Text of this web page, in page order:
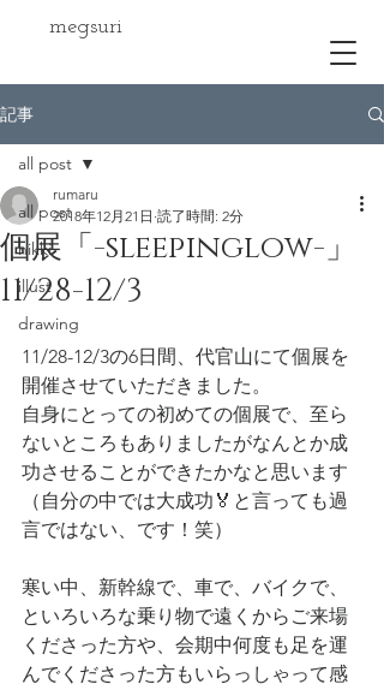
megsuri
記事
all post
nikki
illust
drawing
all post
個展「-sleepinglow-」
11/28-12/3
rumaru
2018年12月21日 読了時間: 2分
11/28-12/3の6日間、代官山にて個展を
開催させていただきました。
自身にとっての初めての個展で、至ら
ないところもありましたがなんとか成
功させることができたかなと思います
（自分の中では大成功🏅と言っても過
言ではない、です！笑）
寒い中、新幹線で、車で、バイクで、
といろいろな乗り物で遠くからご来場
くださった方や、会期中何度も足を運
んでくださった方もいらっしゃって感